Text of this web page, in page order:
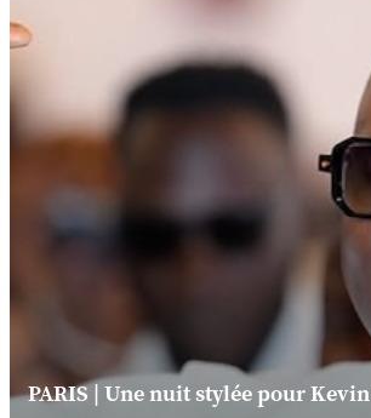
PARIS | Une nuit stylée pour